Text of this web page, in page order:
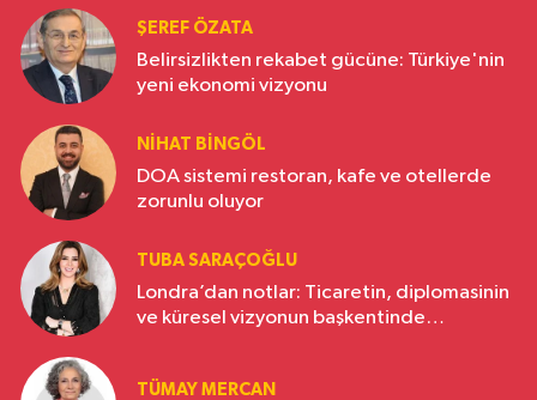
ŞEREF ÖZATA
Belirsizlikten rekabet gücüne: Türkiye'nin
yeni ekonomi vizyonu
NIHAT BINGÖL
DOA sistemi restoran, kafe ve otellerde
zorunlu oluyor
TUBA SARAÇOĞLU
Londra’dan notlar: Ticaretin, diplomasinin
ve küresel vizyonun başkentinde
TÜMAY MERCAN